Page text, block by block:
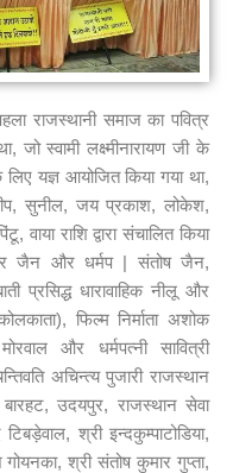
राजस्थानी समाज का पवित्र
जो स्वामी लक्ष्मीनारायण जी के
यज्ञ आयोजित किया गया था,
सुनील, जय प्रकाश, लोकेश,
राशि द्वारा संचालित किया
जैन और धर्मप | संतोष जैन,
प्रसिद्ध धारावाहिक नीलू और
फिल्म निर्माता अशोक
और धर्मपत्नी सावित्री
अचिन्त्य पुजारी राजस्थान
उदयपुर, राजस्थान सेवा
श्री इन्दकुम्पाटोडिया,
श्री संतोष कुमार गुप्ता,